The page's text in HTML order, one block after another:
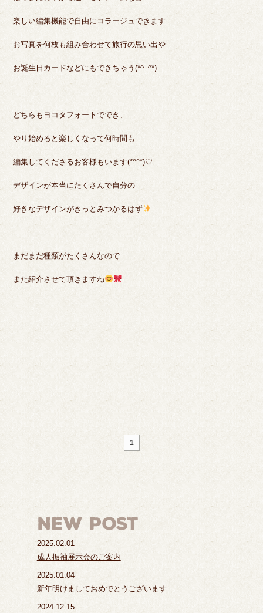
楽しい編集機能で自由にコラージュできます
お写真を何枚も組み合わせて旅行の思い出や
お誕生日カードなどにもできちゃう(*^_^*)
どちらもヨコタフォートででき、
やり始めると楽しくなって何時間も
編集してくださるお客様もいます(*^^*)♡
デザインが本当にたくさんで自分の
好きなデザインがきっとみつかるはず
まだまだ種類がたくさんなので
また紹介させて頂きますね
1
2025.02.01
成人振袖展示会のご案内
2025.01.04
新年明けましておめでとうございます
2024.12.15